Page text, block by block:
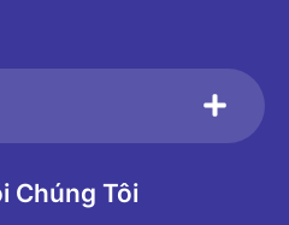
Chúng Tôi